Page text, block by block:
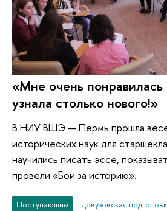
«Мне очень
узнала столько нового!»
В НИУ ВШЭ — Пермь прошла
исторических наук для
научились писать эссе,
провели «Бои за историю».
Поступающим
довузовская